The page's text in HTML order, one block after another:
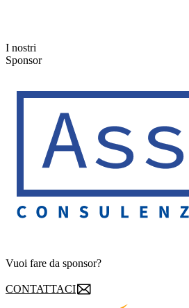
I nostri
Sponsor
Vuoi fare da sponsor?
CONTATTACI